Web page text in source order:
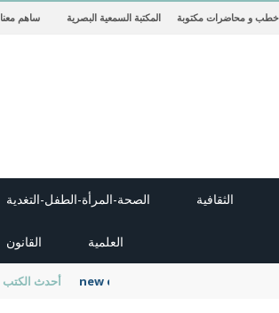
خطب و محاضرات مكتوبة المكتبة السمعية البصرية ساهم معنا
الثقافية الصحة-المرأة-الطفل-التغدية
العلمية القانون
أحدث الكتب new cambridge history of islam